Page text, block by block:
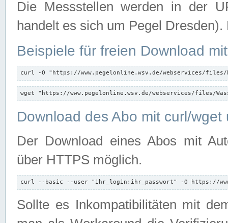
Die Messstellen werden in der
handelt es sich um Pegel
Beispiele für freien Download
curl -O "https://www.pegelonline.wsv.de/webservices/files/
wget "https://www.pegelonline.wsv.de/webservices/files/
Download des Abo mit curl/
Der Download eines Abos mit
über HTTPS möglich.
curl --basic --user "ihr_login:ihr_passwort" -O https://
Sollte es Inkompatibilitäten mit